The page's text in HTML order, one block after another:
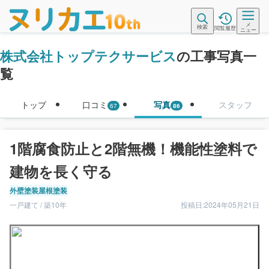
検索 閲覧履歴
メ
ニュー
株式会社トップテクサービスの工事写真一
覧
トップ 口コミ 67 写真 86 スタッフ
1階腐食防止と2階無機！機能性塗料で
建物を長く守る
外壁塗装屋根塗装
一戸建て / 築10年 投稿日:2024年05月21日